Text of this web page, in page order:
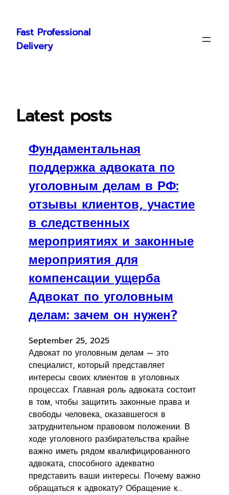
content
Fast Professional
Delivery
Latest posts
Фундаментальная
поддержка адвоката по
уголовным делам в РФ:
отзывы клиентов, участие
в следственных
мероприятиях и законные
мероприятия для
компенсации ущерба
Адвокат по уголовным
делам: зачем он нужен?
September 25, 2025
Адвокат по уголовным делам — это
специалист, который представляет
интересы своих клиентов в уголовных
процессах. Главная роль адвоката состоит
в том, чтобы защитить законные права и
свободы человека, оказавшегося в
затруднительном правовом положении. В
ходе уголовного разбирательства крайне
важно иметь рядом квалифицированного
адвоката, способного адекватно
представить ваши интересы. Почему важно
обращаться к адвокату? Обращение к…